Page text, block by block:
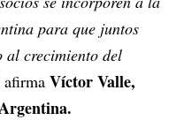
para que juntos
al crecimiento del
afirma Víctor Valle,